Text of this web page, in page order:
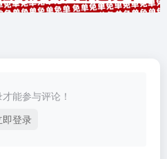
能参与评论！
即登录